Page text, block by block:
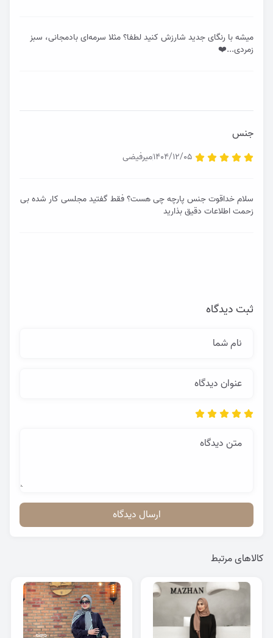
ثبت دیدگاه
نام شما
عنوان دیدگاه
متن دیدگاه
ارسال دیدگاه
میشه با رنگای جدید شارزش کنید لطفا؟ مثلا سرمه‌ای بادمجانی، سبز
زمردی...❤️
جنس
1404/12/05میرفیضی
سلام خداقوت جنس پارچه چی هست؟ فقط گفتید مجلسی کار شده بی
زحمت اطلاعات دقیق بذارید
کالاهای مرتبط